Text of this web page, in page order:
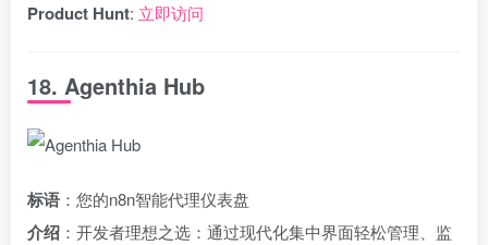
Product Hunt: 立即访问
18. Agenthia Hub
标语 ：您的n8n智能代理仪表盘
介绍 ：开发者理想之选：通过现代化集中界面轻松管理、监